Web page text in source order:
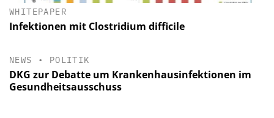
WHITEPAPER
Infektionen mit Clostridium difficile
NEWS • POLITIK
DKG zur Debatte um Krankenhausinfektionen im
Gesundheitsausschuss